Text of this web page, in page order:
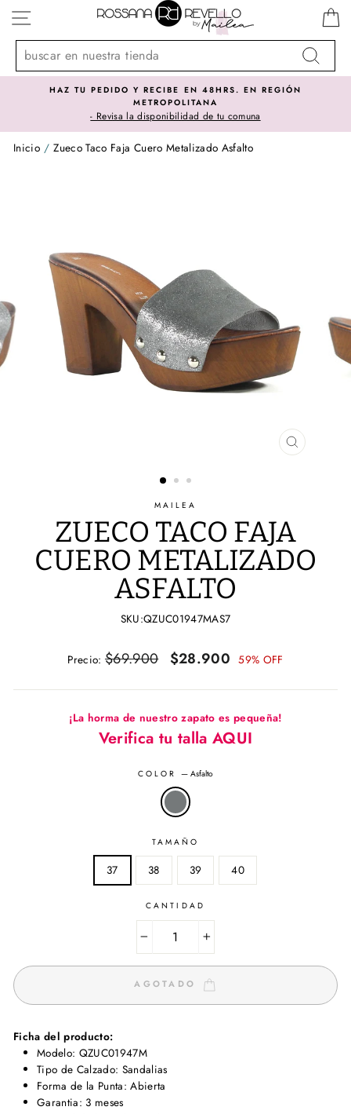
directamente
contenido
NAVEGACIÓN
Buscar
HAZ TU PEDIDO Y RECIBE EN 48HRS. EN REGIÓN
METROPOLITANA
- Revisa la disponibilidad de tu comuna
Inicio / Zueco Taco Faja Cuero Metalizado Asfalto
CERRAR
MAILEA
ZUECO TACO FAJA
CUERO METALIZADO
ASFALTO
SKU:QZUC01947MAS7
Precio
Precio: $69.900
Precio
oferta
$28.900 59% OFF
¡La horma de nuestro zapato es pequeña!
Verifica tu talla AQUI
COLOR—Asfalto
TAMAÑO
37 38 39 40
CANTIDAD
AGOTADO
Ficha del producto:
Modelo: QZUC01947M
Tipo de Calzado: Sandalias
Forma de la Punta: Abierta
Garantia: 3 meses